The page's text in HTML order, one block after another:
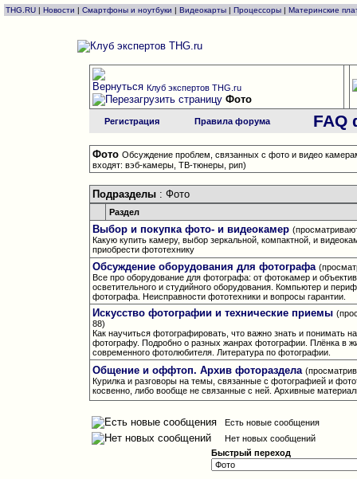
THG.RU | Новости | Смартфоны и ноутбуки | Видеокарты | Процессоры | Материнские
Клуб экспертов THG.ru
Фото
Регистрация Правила форума FAQ
Фото Обсуждение проблем, связанных с фото и видео
входят: вэб-камеры, ТВ-тюнеры, рип)
Подразделы: Фото
Раздел
Выбор и покупка фото- и видеокамер
Какую купить камеру, выбор зеркальной, компактной, и
приобрести фототехнику
Обсуждение оборудования для фотографа
Все про оборудование для фотографа: от фотокамер и
осветительного и студийного оборудования. Компьютер и
фотографа. Неисправности фототехники и вопросы гарантии.
Искусство фотографии и технические приемы
88)
Как научиться фотографировать, что важно знать и понимать
фотографу. Подробно о разных жанрах фотографии. Плёнка в
современного фотолюбителя. Литература по фотографии.
Общение и оффтоп. Архив фотораздела
Курилка и разговоры на темы, связанные с фотографией и
косвенно, либо вообще не связанные с ней. Архивные
Есть новые сообщения
Нет новых сообщений
Быстрый переход